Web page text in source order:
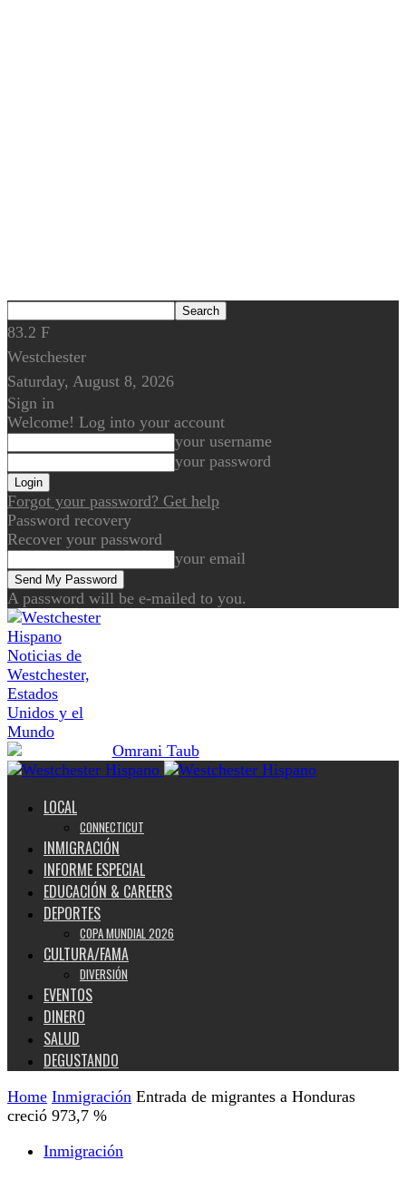
83.2 F
Westchester
Saturday, August 8, 2026
Sign in
Welcome! Log into your account
your username
your password
Forgot your password? Get help
Password recovery
Recover your password
your email
A password will be e-mailed to you.
Noticias de
Westchester,
Estados
Unidos y el
Mundo
LOCAL
CONNECTICUT
INMIGRACIÓN
INFORME ESPECIAL
EDUCACIÓN & CAREERS
DEPORTES
COPA MUNDIAL 2026
CULTURA/FAMA
DIVERSIÓN
EVENTOS
DINERO
SALUD
DEGUSTANDO
Home Inmigración Entrada de migrantes a Honduras
creció 973,7 %
Inmigración